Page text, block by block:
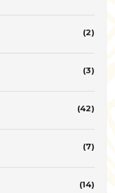
(2)
(3)
(42)
(7)
(14)